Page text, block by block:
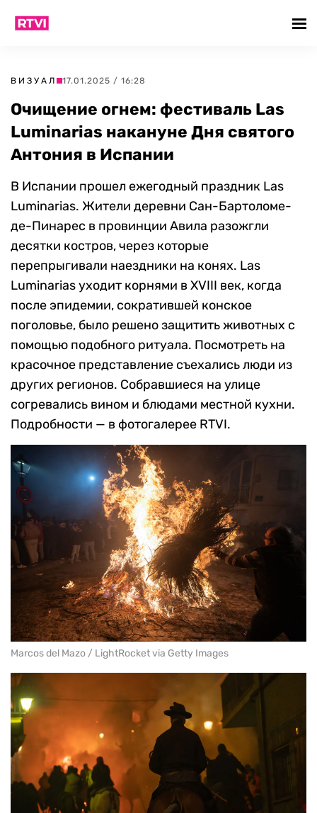
ВИЗУАЛ 17.01.2025 / 16:28
Очищение огнем: фестиваль Las
Luminarias накануне Дня святого
Антония в Испании
В Испании прошел ежегодный праздник Las
Luminarias. Жители деревни Сан-Бартоломе-
де-Пинарес в провинции Авила разожгли
десятки костров, через которые
перепрыгивали наездники на конях. Las
Luminarias уходит корнями в XVIII век, когда
после эпидемии, сократившей конское
поголовье, было решено защитить животных с
помощью подобного ритуала. Посмотреть на
красочное представление съехались люди из
других регионов. Собравшиеся на улице
согревались вином и блюдами местной кухни.
Подробности — в фотогалерее RTVI.
Marcos del Mazo / LightRocket via Getty Images